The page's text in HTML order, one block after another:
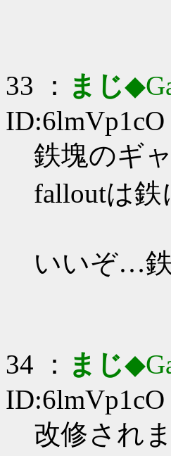
33 ： まじ
ID:6lmVp1cO
鉄塊のギ
falloutは
いいぞ…
34 ： まじ
ID:6lmVp1cO
改修され